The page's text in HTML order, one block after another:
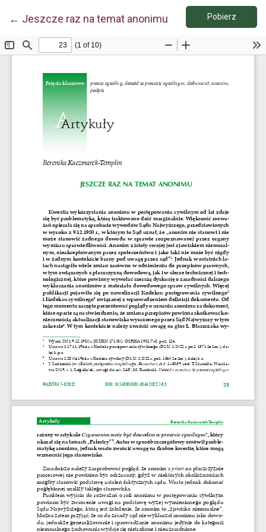
← Wróć do szczegółów artykułu
Jeszcze raz na temat anonimu PobierzPobierz